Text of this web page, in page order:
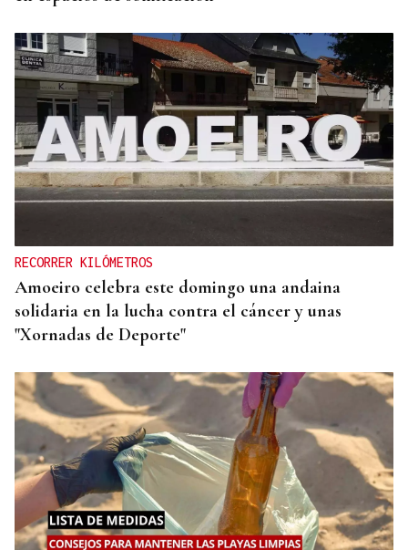
RECORRER KILÓMETROS
Amoeiro celebra este domingo una andaina
solidaria en la lucha contra el cáncer y unas
"Xornadas de Deporte"